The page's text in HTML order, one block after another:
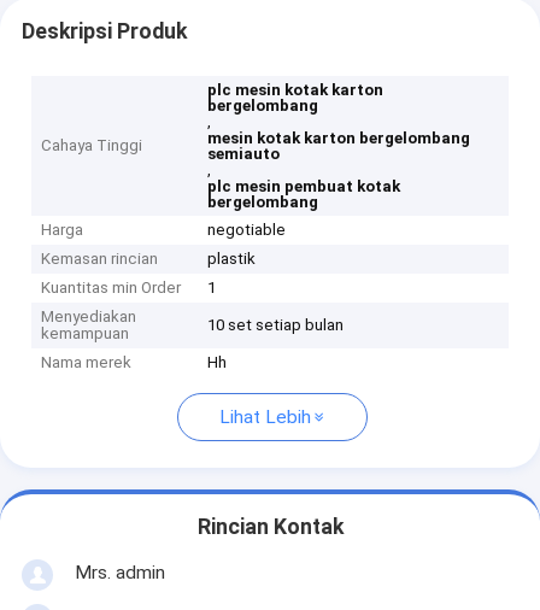
Deskripsi Produk
Cahaya Tinggi
plc mesin kotak karton
bergelombang
,
mesin kotak karton bergelombang
semiauto
,
plc mesin pembuat kotak
bergelombang
Harga
negotiable
Kemasan rincian
plastik
Kuantitas min Order
1
Menyediakan
kemampuan
10 set setiap bulan
Nama merek Hh
Lihat Lebih
Rincian Kontak
Mrs. admin